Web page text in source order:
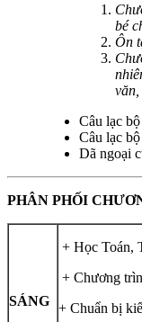
bé
Ôn
Câu lạc
Câu lạc
Dã ngoại
PHÂN PHỐI
SÁNG
+ Học Toán,
+ Chương
+ Chuẩn bị